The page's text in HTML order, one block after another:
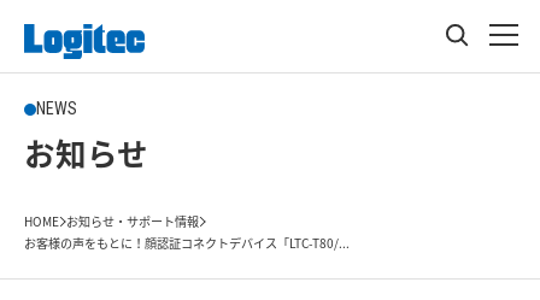
NEWS
お知らせ
HOME お知らせ・サポート情報
お客様の声をもとに！顔認証コネクトデバイス「LTC-T80/...